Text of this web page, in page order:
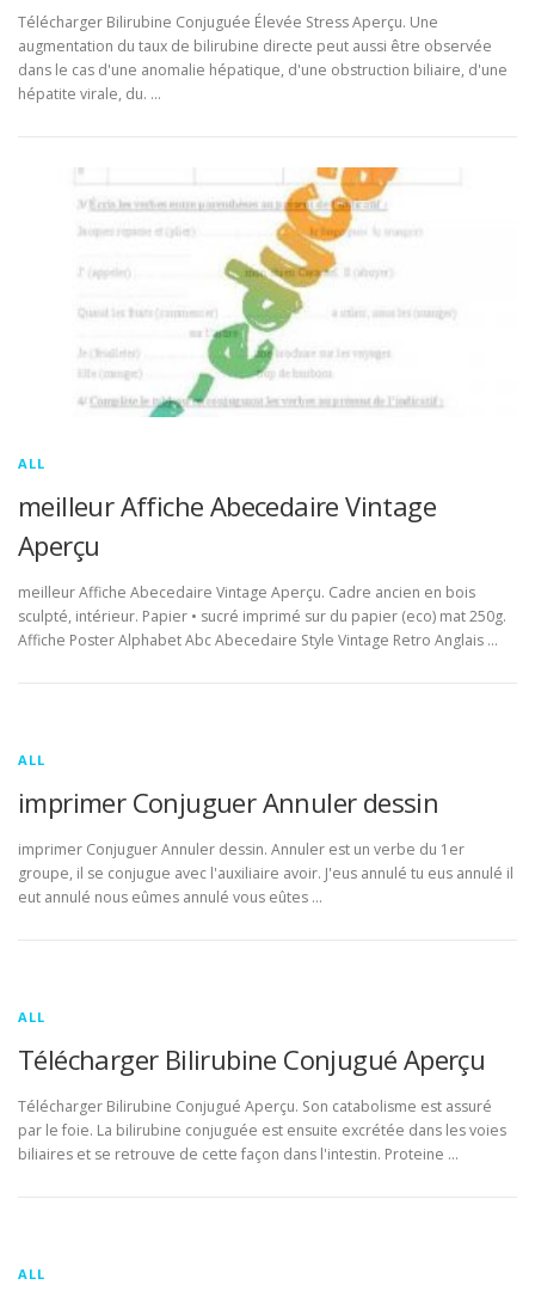
Télécharger Bilirubine Conjuguée Élevée Stress Aperçu. Une
augmentation du taux de bilirubine directe peut aussi être observée
dans le cas d'une anomalie hépatique, d'une obstruction biliaire, d'une
hépatite virale, du. …
ALL
meilleur Affiche Abecedaire Vintage
Aperçu
meilleur Affiche Abecedaire Vintage Aperçu. Cadre ancien en bois
sculpté, intérieur. Papier • sucré imprimé sur du papier (eco) mat 250g.
Affiche Poster Alphabet Abc Abecedaire Style Vintage Retro Anglais …
ALL
imprimer Conjuguer Annuler dessin
imprimer Conjuguer Annuler dessin. Annuler est un verbe du 1er
groupe, il se conjugue avec l'auxiliaire avoir. J'eus annulé tu eus annulé il
eut annulé nous eûmes annulé vous eûtes …
ALL
Télécharger Bilirubine Conjugué Aperçu
Télécharger Bilirubine Conjugué Aperçu. Son catabolisme est assuré
par le foie. La bilirubine conjuguée est ensuite excrétée dans les voies
biliaires et se retrouve de cette façon dans l'intestin. Proteine …
ALL